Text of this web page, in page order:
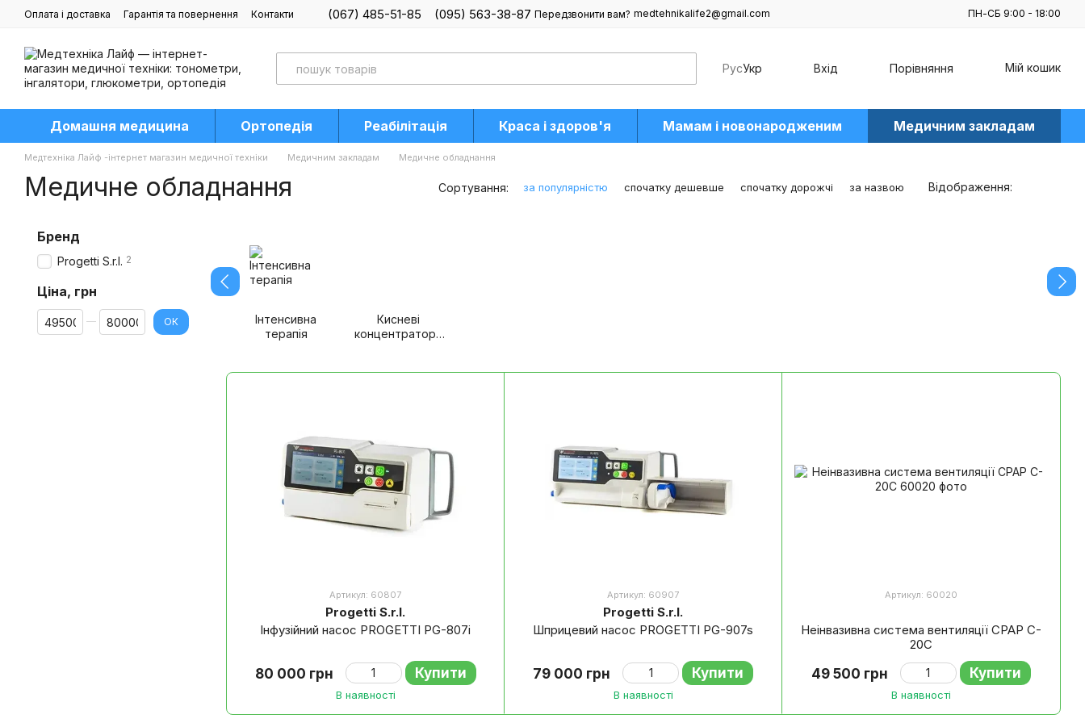
Перейти до основного контенту
Оплата і доставка Гарантія та повернення
Контакти
(067) 485-51-85 (095) 563-38-87 Передзвонити вам? medtehnikalife2@gmail.com ПН-СБ 9:00 - 18:00
РусУкр Вхід Порівняння Мій кошик
Домашня медицина Ортопедія Реабілітація Краса і здоров'я Мамам і новонародженим Медичним закладам
Медтехніка Лайф -інтернет магазин медичної техніки Медичним закладам Медичне обладнання
Медичне обладнання Сортування: за популярністю спочатку дешевше спочатку дорожчі за назвою Відображення:
Інтенсивна
терапія
Кисневі
концентратори
Артикул: 60807
Progetti S.r.l.
Інфузійний насос PROGETTI PG-807i
80 000 грн Купити
В наявності
Артикул: 60907
Progetti S.r.l.
Шприцевий насос PROGETTI PG-907s
79 000 грн Купити
В наявності
Артикул: 60020
Неінвазивна система вентиляції CPAP C-
20C
49 500 грн Купити
В наявності
Бренд
Progetti S.r.l. 2
Ціна, грн
Від Ціна, грн
До Ціна, грн ОК